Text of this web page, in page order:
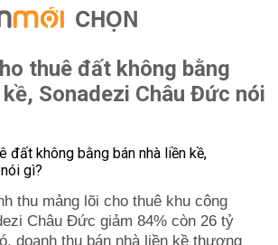
CHỌN
thuê đất không bằng
kề, Sonadezi Châu Đức nói
thu mảng lõi cho thuê khu công
Châu Đức giảm 84% còn 26 tỷ
doanh thu bán nhà liền kề thương